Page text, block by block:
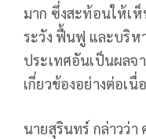
มาก ซึ่งสะท้อนให้เห็
ระวัง ฟื้นฟู และบริห
ประเทศอันเป็นผลจ
เกี่ยวข้องอย่างต่อเนื่
นายสุรินทร์ กล่าวว่า